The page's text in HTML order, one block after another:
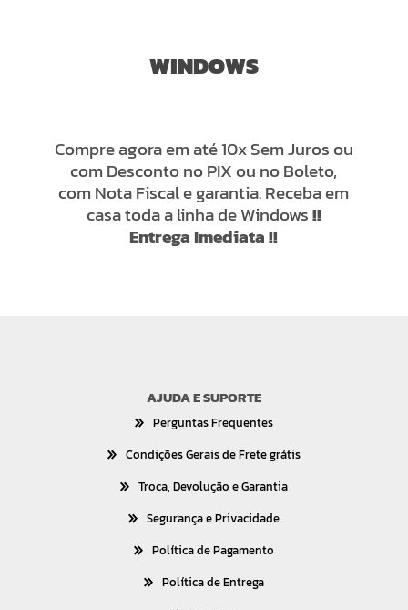
WINDOWS
Compre agora em até 10x Sem Juros ou
com Desconto no PIX ou no Boleto,
com Nota Fiscal e garantia. Receba em
casa toda a linha de Windows!!
Entrega Imediata !!
AJUDA E SUPORTE
Perguntas Frequentes
Condições Gerais de Frete grátis
Troca, Devolução e Garantia
Segurança e Privacidade
Política de Pagamento
Política de Entrega